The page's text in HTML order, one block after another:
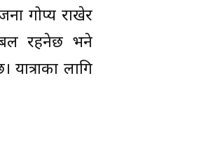
गोप्य राखेर
रहनेछ भने
यात्राका लागि